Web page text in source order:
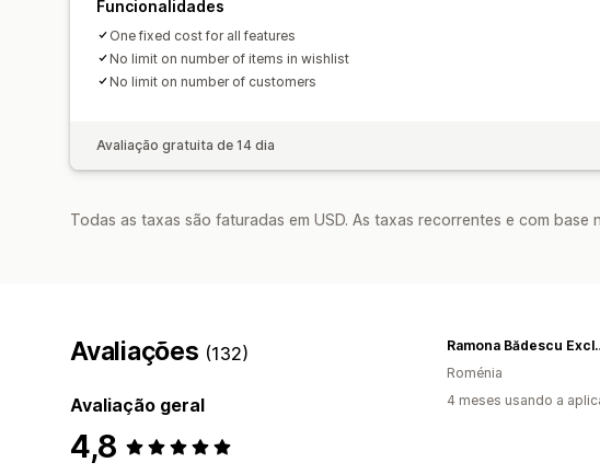
Funcionalidades
One fixed cost for all features
No limit on number of items in wishlist
No limit on number of customers
Avaliação gratuita de 14 dia
Todas as taxas são faturadas em USD. As taxas recorrentes e com
Avaliações (132)
Avaliação geral
4,8
Roménia
4 meses usando a